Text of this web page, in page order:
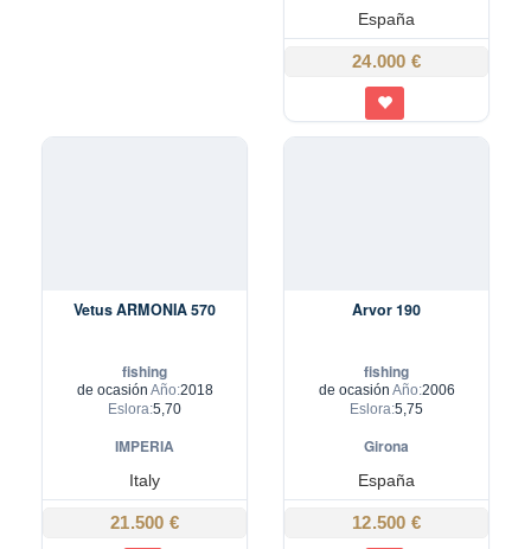
España
24.000 €
Vetus ARMONIA 570
fishing
de ocasión Año:2018
Eslora:5,70
IMPERIA
Italy
21.500 €
Arvor 190
fishing
de ocasión Año:2006
Eslora:5,75
Girona
España
12.500 €